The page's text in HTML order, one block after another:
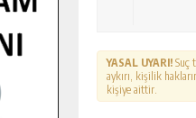
YASAL UYARI! Suç
aykırı, kişilik
kişiye aittir.